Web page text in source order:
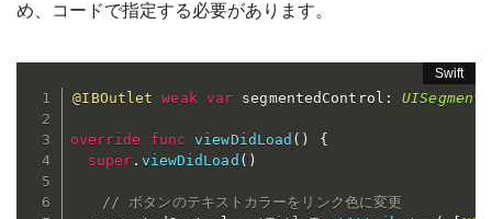
め、コードで指定する必要があります。
@IBOutlet weak var segmentedControl :
override func viewDidLoad ( )
{
super . viewDidLoad ( )
// ボタンのテキストカラーをリンク色に変更